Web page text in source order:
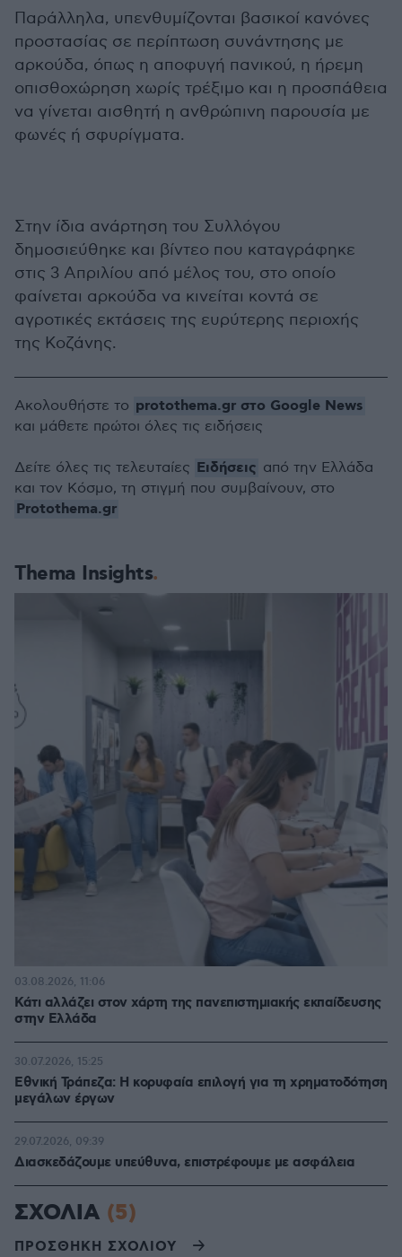
Παράλληλα, υπενθυμίζονται βασικοί κανόνες
προστασίας σε περίπτωση συνάντησης με
αρκούδα, όπως η αποφυγή πανικού, η ήρεμη
οπισθοχώρηση χωρίς τρέξιμο και η προσπάθεια
να γίνεται αισθητή η ανθρώπινη παρουσία με
φωνές ή σφυρίγματα.
Στην ίδια ανάρτηση του Συλλόγου
δημοσιεύθηκε και βίντεο που καταγράφηκε
στις 3 Απριλίου από μέλος του, στο οποίο
φαίνεται αρκούδα να κινείται κοντά σε
αγροτικές εκτάσεις της ευρύτερης περιοχής
της Κοζάνης.
Thema Insights
Κάτι αλλάζει στον χάρτη της πανεπιστημιακής εκπαίδευσης
στην Ελλάδα
03.08.2026, 11:06
Εθνική Τράπεζα: Η κορυφαία επιλογή για τη χρηματοδότηση
μεγάλων έργων
30.07.2026, 15:25
Διασκεδάζουμε υπεύθυνα, επιστρέφουμε με ασφάλεια
29.07.2026, 09:39
Ακολουθήστε το protothema.gr στο Google News
και μάθετε πρώτοι όλες τις ειδήσεις
Δείτε όλες τις τελευταίες Ειδήσεις από την Ελλάδα
και τον Κόσμο, τη στιγμή που συμβαίνουν, στο
Protothema.gr
ΣΧΟΛΙΑ (5)
ΠΡΟΣΘΗΚΗ ΣΧΟΛΙΟΥ